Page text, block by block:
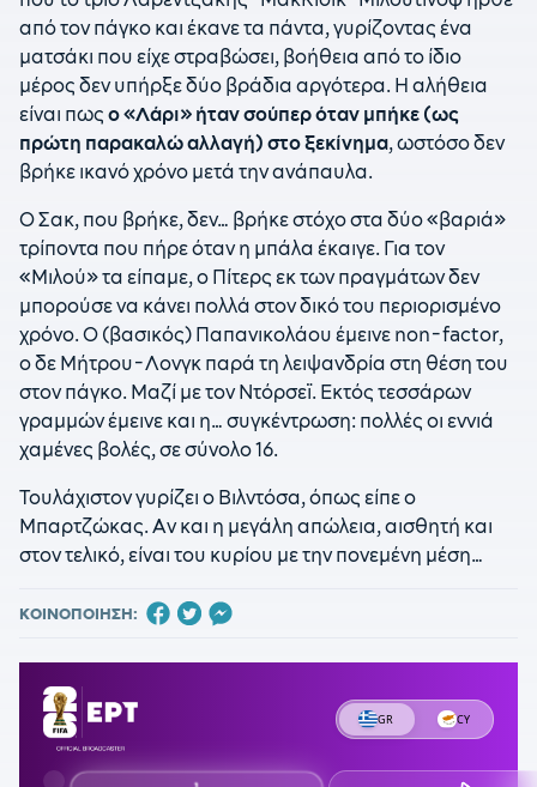
από τον πάγκο και έκανε τα πάντα, γυρίζοντας ένα
ματσάκι που είχε στραβώσει, βοήθεια από το ίδιο
μέρος δεν υπήρξε δύο βράδια αργότερα. Η αλήθεια
είναι πως ο «Λάρι» ήταν σούπερ όταν μπήκε (ως
πρώτη παρακαλώ αλλαγή) στο ξεκίνημα, ωστόσο δεν
βρήκε ικανό χρόνο μετά την ανάπαυλα.
Ο Σακ, που βρήκε, δεν… βρήκε στόχο στα δύο «βαριά»
τρίποντα που πήρε όταν η μπάλα έκαιγε. Για τον
«Μιλού» τα είπαμε, ο Πίτερς εκ των πραγμάτων δεν
μπορούσε να κάνει πολλά στον δικό του περιορισμένο
χρόνο. Ο (βασικός) Παπανικολάου έμεινε non-factor,
o δε Μήτρου-Λονγκ παρά τη λειψανδρία στη θέση του
στον πάγκο. Μαζί με τον Ντόρσεϊ. Εκτός τεσσάρων
γραμμών έμεινε και η… συγκέντρωση: πολλές οι εννιά
χαμένες βολές, σε σύνολο 16.
Τουλάχιστον γυρίζει ο Βιλντόσα, όπως είπε ο
Μπαρτζώκας. Αν και η μεγάλη απώλεια, αισθητή και
στον τελικό, είναι του κυρίου με την πονεμένη μέση…
ΚΟΙΝΟΠΟΙΗΣΗ: